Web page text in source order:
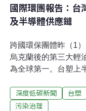
國際環團報告：台
及半導體供應鏈
跨國環保團體昨（1
烏克蘭後的第三大輕
為全球第一。台塑上
與電子零組件的關鍵
被戰爭污染！」呼籲
深度低碳新聞 台塑
污染治理